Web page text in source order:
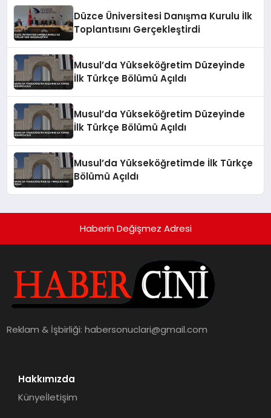
Düzce Üniversitesi Danışma Kurulu İlk
Toplantısını Gerçekleştirdi
Musul’da Yükseköğretim Düzeyinde
İlk Türkçe Bölümü Açıldı
Musul’da Yükseköğretim Düzeyinde
İlk Türkçe Bölümü Açıldı
Musul’da Yükseköğretimde İlk Türkçe
Bölümü Açıldı
Haberin Değişmez Adresi
Reklam & İşbirliği:habersonuclari@gmail.com
Hakkımızda
Künyeİletişim